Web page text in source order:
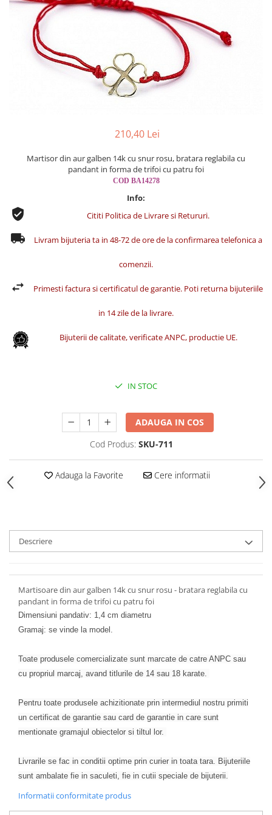
Cercei din aur dama
Cercei de aur lungi cu lant
Cercei din aur tortite
Cercei din aur alb
Cercei aur cu surub
210,40 Lei
Martisor din aur galben 14k cu snur rosu, bratara reglabila cu
pandant in forma de trifoi cu patru foi
COD BA14278
Info:
Cititi Politica de Livrare si Retururi.
Livram bijuteria ta in 48-72 de ore de la confirmarea telefonica a
comenzii.
Primesti factura si certificatul de garantie. Poti returna bijuteriile
in 14 zile de la livrare.
Bijuterii de calitate, verificate ANPC, productie UE.
IN STOC
ADAUGA IN COS
Cod Produs: SKU-711
Adauga la Favorite Cere informatii
Descriere
Martisoare din aur galben 14k cu snur rosu - bratara reglabila cu
pandant in forma de trifoi cu patru foi
Dimensiuni pandativ: 1,4 cm diametru
Gramaj: se vinde la model.
Toate produsele comercializate sunt marcate de catre ANPC sau
cu propriul marcaj, avand titlurile de 14 sau 18 karate.
Pentru toate produsele achizitionate prin intermediul nostru primiti
un certificat de garantie sau card de garantie in care sunt
mentionate gramajul obiectelor si tiltul lor.
Livrarile se fac in conditii optime prin curier in toata tara. Bijuteriile
sunt ambalate fie in saculeti, fie in cutii speciale de bijuterii.
Informatii conformitate produs